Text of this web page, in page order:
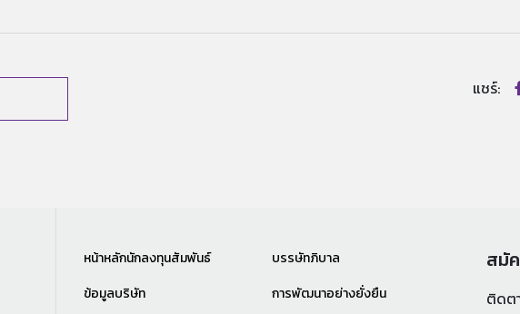
แชร์:
หน้าหลักนักลงทุนสัมพันธ์
ข้อมูลบริษัท
บรรษัทภิบาล
การพัฒนาอย่างยั่งยืน
สมั
ติดต